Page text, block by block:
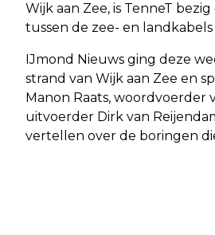
Wijk aan Zee, is TenneT
tussen de zee- en
IJmond Nieuws ging deze
strand van Wijk aan Zee en
Manon Raats, woordvoerder
uitvoerder Dirk van
vertellen over de boringen